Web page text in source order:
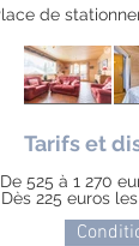
de
Tarifs et
De 525 à 1 270
Dès 225 euros